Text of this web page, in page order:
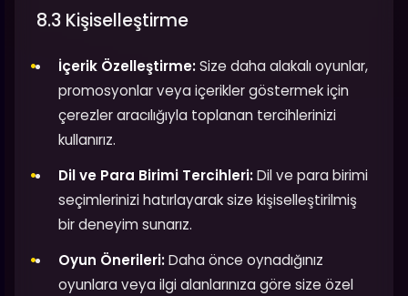
8.3 Kişiselleştirme
İçerik Özelleştirme:Size daha alakalı oyunlar,
promosyonlar veya içerikler göstermek için
çerezler aracılığıyla toplanan tercihlerinizi
kullanırız.
Dil ve Para Birimi Tercihleri:Dil ve para birimi
seçimlerinizi hatırlayarak size kişiselleştirilmiş
bir deneyim sunarız.
Oyun Önerileri:Daha önce oynadığınız
oyunlara veya ilgi alanlarınıza göre size özel